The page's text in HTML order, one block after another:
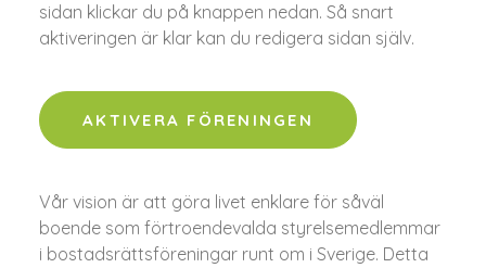
sidan klickar du på knappen nedan. Så snart
aktiveringen är klar kan du redigera sidan själv.
AKTIVERA FÖRENINGEN
Vår vision är att göra livet enklare för såväl
boende som förtroendevalda styrelsemedlemmar
i bostadsrättsföreningar runt om i Sverige. Detta